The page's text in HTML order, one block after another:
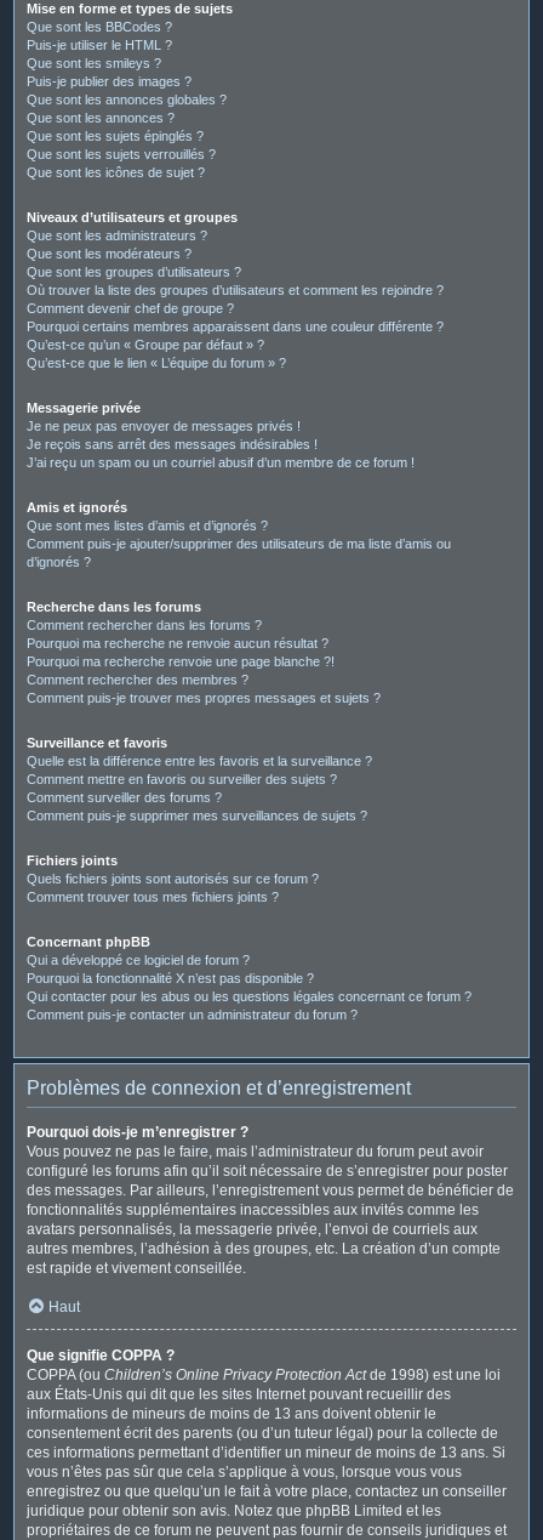
Mise en forme et types de sujets
Que sont les BBCodes ?
Puis-je utiliser le HTML ?
Que sont les smileys ?
Puis-je publier des images ?
Que sont les annonces globales ?
Que sont les annonces ?
Que sont les sujets épinglés ?
Que sont les sujets verrouillés ?
Que sont les icônes de sujet ?
Niveaux d’utilisateurs et groupes
Que sont les administrateurs ?
Que sont les modérateurs ?
Que sont les groupes d’utilisateurs ?
Où trouver la liste des groupes d’utilisateurs et comment les rejoindre ?
Comment devenir chef de groupe ?
Pourquoi certains membres apparaissent dans une couleur différente ?
Qu’est-ce qu’un « Groupe par défaut » ?
Qu’est-ce que le lien « L’équipe du forum » ?
Messagerie privée
Je ne peux pas envoyer de messages privés !
Je reçois sans arrêt des messages indésirables !
J’ai reçu un spam ou un courriel abusif d’un membre de ce forum !
Amis et ignorés
Que sont mes listes d’amis et d’ignorés ?
Comment puis-je ajouter/supprimer des utilisateurs de ma liste d’amis ou
d’ignorés ?
Recherche dans les forums
Comment rechercher dans les forums ?
Pourquoi ma recherche ne renvoie aucun résultat ?
Pourquoi ma recherche renvoie une page blanche ?!
Comment rechercher des membres ?
Comment puis-je trouver mes propres messages et sujets ?
Surveillance et favoris
Quelle est la différence entre les favoris et la surveillance ?
Comment mettre en favoris ou surveiller des sujets ?
Comment surveiller des forums ?
Comment puis-je supprimer mes surveillances de sujets ?
Fichiers joints
Quels fichiers joints sont autorisés sur ce forum ?
Comment trouver tous mes fichiers joints ?
Concernant phpBB
Qui a développé ce logiciel de forum ?
Pourquoi la fonctionnalité X n’est pas disponible ?
Qui contacter pour les abus ou les questions légales concernant ce forum ?
Comment puis-je contacter un administrateur du forum ?
Problèmes de connexion et d’enregistrement
Pourquoi dois-je m’enregistrer ?
Vous pouvez ne pas le faire, mais l’administrateur du forum peut avoir
configuré les forums afin qu’il soit nécessaire de s’enregistrer pour poster
des messages. Par ailleurs, l’enregistrement vous permet de bénéficier de
fonctionnalités supplémentaires inaccessibles aux invités comme les
avatars personnalisés, la messagerie privée, l’envoi de courriels aux
autres membres, l’adhésion à des groupes, etc. La création d’un compte
est rapide et vivement conseillée.
Haut
Que signifie COPPA ?
COPPA (ou Children’s Online Privacy Protection Actde 1998) est une loi
aux États-Unis qui dit que les sites Internet pouvant recueillir des
informations de mineurs de moins de 13 ans doivent obtenir le
consentement écrit des parents (ou d’un tuteur légal) pour la collecte de
ces informations permettant d’identifier un mineur de moins de 13 ans. Si
vous n’êtes pas sûr que cela s’applique à vous, lorsque vous vous
enregistrez ou que quelqu’un le fait à votre place, contactez un conseiller
juridique pour obtenir son avis. Notez que phpBB Limited et les
propriétaires de ce forum ne peuvent pas fournir de conseils juridiques et